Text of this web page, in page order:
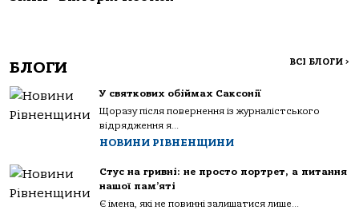
БЛОГИ ВСІ БЛОГИ >
У святкових обіймах Саксонії
Щоразу після повернення із журналістського
відрядження я...
НОВИНИ РІВНЕНЩИНИ
Стус на гривні: не просто портрет, а питання
нашої пам’яті
Є імена, які не повинні залишатися лише...